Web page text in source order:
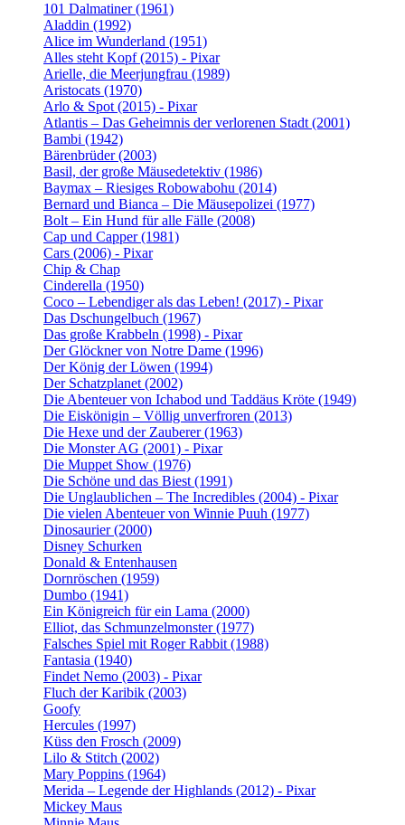
101 Dalmatiner (1961)
Aladdin (1992)
Alice im Wunderland (1951)
Alles steht Kopf (2015) - Pixar
Arielle, die Meerjungfrau (1989)
Aristocats (1970)
Arlo & Spot (2015) - Pixar
Atlantis – Das Geheimnis der verlorenen Stadt (2001)
Bambi (1942)
Bärenbrüder (2003)
Basil, der große Mäusedetektiv (1986)
Baymax – Riesiges Robowabohu (2014)
Bernard und Bianca – Die Mäusepolizei (1977)
Bolt – Ein Hund für alle Fälle (2008)
Cap und Capper (1981)
Cars (2006) - Pixar
Chip & Chap
Cinderella (1950)
Coco – Lebendiger als das Leben! (2017) - Pixar
Das Dschungelbuch (1967)
Das große Krabbeln (1998) - Pixar
Der Glöckner von Notre Dame (1996)
Der König der Löwen (1994)
Der Schatzplanet (2002)
Die Abenteuer von Ichabod und Taddäus Kröte (1949)
Die Eiskönigin – Völlig unverfroren (2013)
Die Hexe und der Zauberer (1963)
Die Monster AG (2001) - Pixar
Die Muppet Show (1976)
Die Schöne und das Biest (1991)
Die Unglaublichen – The Incredibles (2004) - Pixar
Die vielen Abenteuer von Winnie Puuh (1977)
Dinosaurier (2000)
Disney Schurken
Donald & Entenhausen
Dornröschen (1959)
Dumbo (1941)
Ein Königreich für ein Lama (2000)
Elliot, das Schmunzelmonster (1977)
Falsches Spiel mit Roger Rabbit (1988)
Fantasia (1940)
Findet Nemo (2003) - Pixar
Fluch der Karibik (2003)
Goofy
Hercules (1997)
Küss den Frosch (2009)
Lilo & Stitch (2002)
Mary Poppins (1964)
Merida – Legende der Highlands (2012) - Pixar
Mickey Maus